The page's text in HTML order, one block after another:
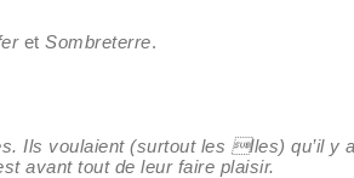
et Sombreterre.
Ils voulaient (surtout les lles) qu’il y
avant tout de leur faire plaisir.